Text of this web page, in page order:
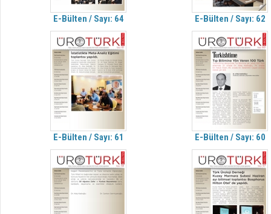
E-Bülten / Sayı: 64 E-Bülten / Sayı: 62
E-Bülten / Sayı: 61 E-Bülten / Sayı: 60